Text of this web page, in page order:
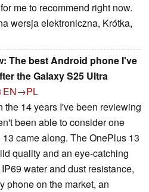
me to recommend right now.
wersja elektroniczna, Krótka,
The best Android phone I've
the Galaxy S25 Ultra
EN→PL
the 14 years I've been reviewing
been able to consider one
came along. The OnePlus 13
quality and an eye-catching
water and dust resistance,
phone on the market, an